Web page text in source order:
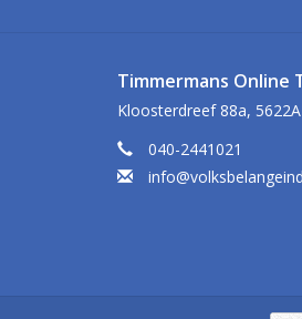
Timmermans Online
Kloosterdreef 88a,
040-2441021